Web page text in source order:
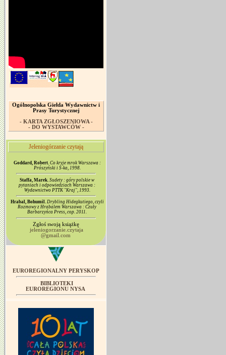
Ogólnopolska Giełda Wydawnictw i
Prasy Turystycznej
- KARTA ZGŁOSZENIOWA -
- DO WYSTAWCÓW -
Jeleniogórzanie czytają
Goddard, Robert. Co kryje mrok Warszawa :
Prószyński i S-ka, 1998.
Staffa, Marek. Sudety : góry polskie w
pytaniach i odpowiedziach Warszawa :
Wydawnictwo PTTK "Kraj", 1993.
Hrabal, Bohumil. Drybling Hidegkutiego, czyli
Rozmowy z Hrabalem Warszawa : Czuły
Barbarzyńca Press, cop. 2011.
Zgłoś swoją książkę
jeleniogorzanie.czytaja
@gmail.com
EUROREGIONALNY PERYSKOP
BIBLIOTEKI
EUROREGIONU NYSA